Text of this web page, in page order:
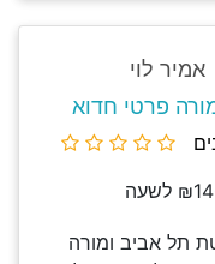
אמיר לוי
פרטי חדוא
לשעה
תל אביב ומורה